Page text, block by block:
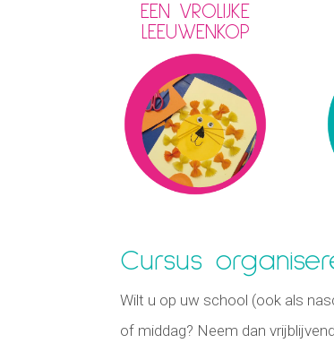
EEN VROLIJKE
LEEUWENKOP
Cursus
Wilt u op uw school (ook als
of middag? Neem dan vrijblijvend